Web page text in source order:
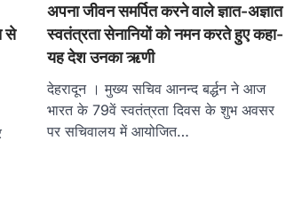
से
अपना जीवन समर्पित करने वाले ज्ञात-अज्ञात
स्वतंत्रता सेनानियों को नमन करते हुए कहा-
यह देश उनका ऋणी
देहरादून । मुख्य सचिव आनन्द बर्द्धन ने आज
भारत के 79वें स्वतंत्रता दिवस के शुभ अवसर
पर सचिवालय में आयोजित…